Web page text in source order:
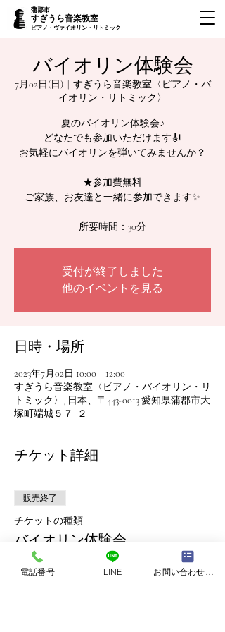
蒲郡市
すぎうら音楽教室
ピアノ・ヴァイオリン・リトミック
バイオリン体験会
7月02日(日)
  |
すぎうら音楽教室〈ピアノ・バ
イオリン・リトミック〉
夏のバイオリン体験会♪
どなたでも参加いただけます🎻
お気軽にバイオリンを弾いてみませんか？
★参加費無料
ご家族、お友達と一緒に参加できます✨
所要時間：30分
受付が終了しました
他のイベントを見る
日時・場所
2023年7月02日 10:00 – 12:00
すぎうら音楽教室〈ピアノ・バイオリン・リ
トミック〉, 日本、〒443-0013 愛知県蒲郡市大
塚町端城５７−２
チケット詳細
販売終了
チケットの種類
バイオリン体験会
詳細を見る
電話番号 LINE